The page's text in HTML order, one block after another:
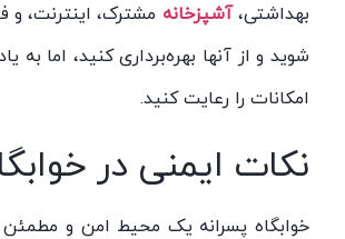
بهداشتی،آشپزخانه مشترک، اینترنت،
شوید و از آنها بهره‌برداری کنید، اما به
امکانات را رعایت کنید.
نکات ایمنی در
خوابگاه پسرانه یک محیط امن و مطمئن